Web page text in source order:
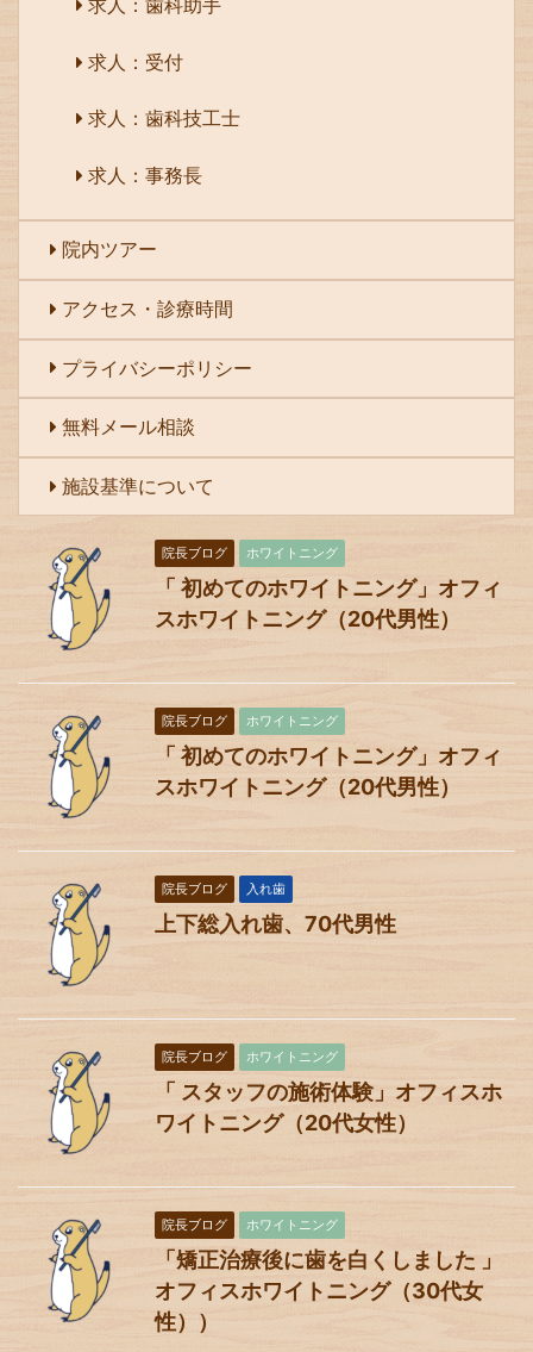
求人：歯科助手
求人：受付
求人：歯科技工士
求人：事務長
院内ツアー
アクセス・診療時間
プライバシーポリシー
無料メール相談
施設基準について
院長ブログ ホワイトニング
「 初めてのホワイトニング」オフィ
スホワイトニング（20代男性）
院長ブログ ホワイトニング
「 初めてのホワイトニング」オフィ
スホワイトニング（20代男性）
院長ブログ 入れ歯
上下総入れ歯、70代男性
院長ブログ ホワイトニング
「 スタッフの施術体験」オフィスホ
ワイトニング（20代女性）
院長ブログ ホワイトニング
「矯正治療後に歯を白くしました 」
オフィスホワイトニング（30代女
性））